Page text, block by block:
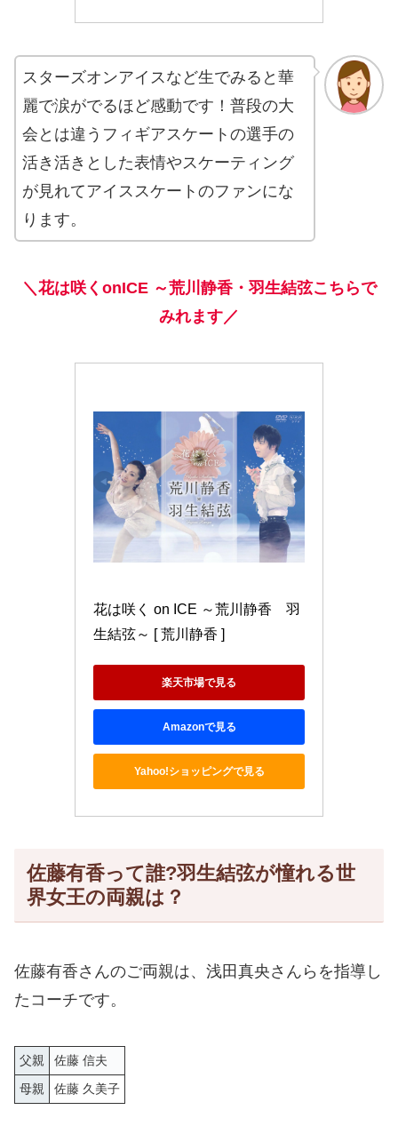
スターズオンアイスなど生でみると華
麗で涙がでるほど感動です！普段の大
会とは違うフィギアスケートの選手の
活き活きとした表情やスケーティング
が見れてアイススケートのファンにな
ります。
＼花は咲くonICE ～荒川静香・羽生結弦こちらで
みれます／
花は咲く on ICE ～荒川静香　羽
生結弦～ [ 荒川静香 ]
楽天市場で見る
Amazonで見る
Yahoo!ショッピングで見る
佐藤有香って誰?羽生結弦が憧れる世
界女王の両親は？
佐藤有香さんのご両親は、浅田真央さんらを指導し
たコーチです。
父親
佐藤 信夫
母親
佐藤 久美子